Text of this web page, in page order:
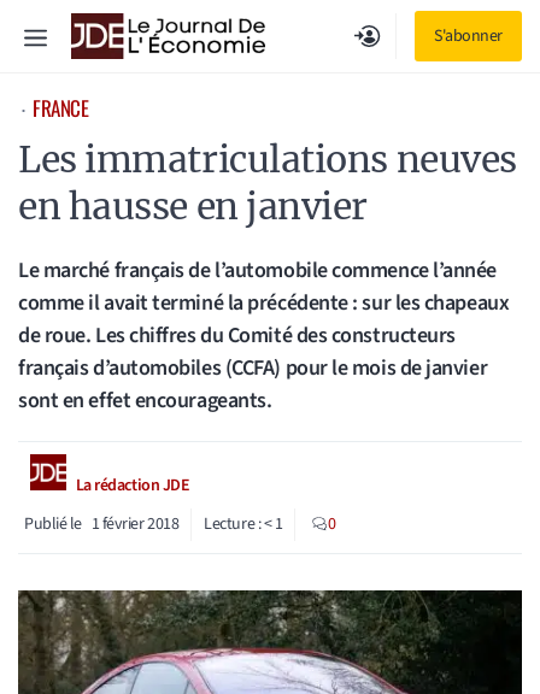
S'abonner
Menu
⋅ FRANCE
Les immatriculations neuves
en hausse en janvier
Le marché français de l’automobile commence l’année
comme il avait terminé la précédente : sur les chapeaux
de roue. Les chiffres du Comité des constructeurs
français d’automobiles (CCFA) pour le mois de janvier
sont en effet encourageants.
La rédaction JDE
Publié le 1 février 2018 Lecture :< 1 0